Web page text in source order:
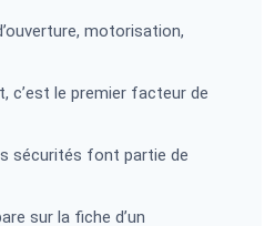
motorisation,
c’est le premier facteur de
sécurités font partie de
sur la fiche d’un